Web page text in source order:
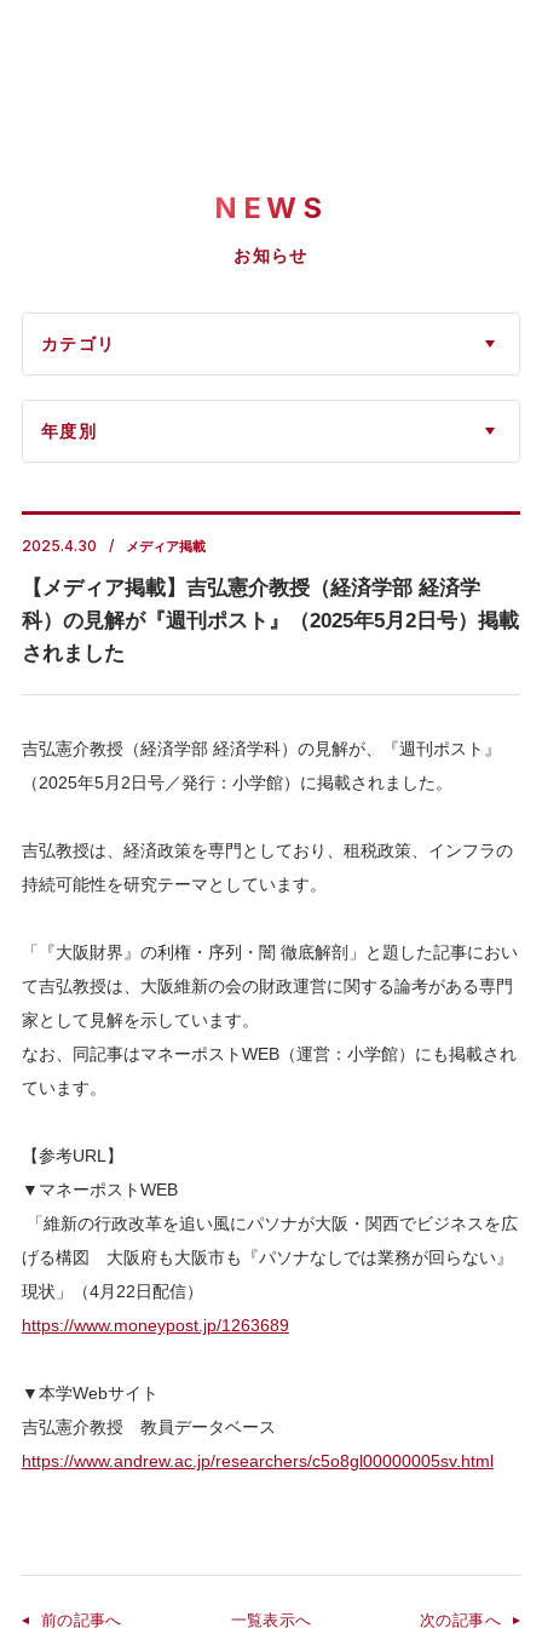
NEWS
お知らせ
2025.4.30 メディア掲載
【メディア掲載】吉弘憲介教授（経済学部 経済学
科）の見解が『週刊ポスト』（2025年5月2日号）掲載
されました
吉弘憲介教授（経済学部 経済学科）の見解が、『週刊ポスト』
（2025年5月2日号／発行：小学館）に掲載されました。
吉弘教授は、経済政策を専門としており、租税政策、インフラの
持続可能性を研究テーマとしています。
「『大阪財界』の利権・序列・闇 徹底解剖」と題した記事におい
て吉弘教授は、大阪維新の会の財政運営に関する論考がある専門
家として見解を示しています。
なお、同記事はマネーポストWEB（運営：小学館）にも掲載され
ています。
【参考URL】
▼マネーポストWEB
「維新の行政改革を追い風にパソナが大阪・関西でビジネスを広
げる構図 大阪府も大阪市も『パソナなしでは業務が回らない』
現状」（4月22日配信）
https://www.moneypost.jp/1263689
▼本学Webサイト
吉弘憲介教授 教員データベース
https://www.andrew.ac.jp/researchers/c5o8gl00000005sv.html
前の記事へ 一覧表示へ 次の記事へ
カテゴリ
年度別